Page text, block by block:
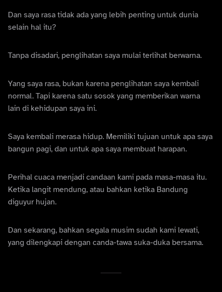
Dan saya rasa tidak ada yang lebih penting untuk dunia
selain hal itu?
Tanpa disadari, penglihatan saya mulai terlihat berwarna.
Yang saya rasa, bukan karena penglihatan saya kembali
normal. Tapi karena satu sosok yang memberikan warna
lain di kehidupan saya ini.
Saya kembali merasa hidup. Memiliki tujuan untuk apa saya
bangun pagi, dan untuk apa saya membuat harapan.
Perihal cuaca menjadi candaan kami pada masa-masa itu.
Ketika langit mendung, atau bahkan ketika Bandung
diguyur hujan.
Dan sekarang, bahkan segala musim sudah kami lewati,
yang dilengkapi dengan canda-tawa suka-duka bersama.